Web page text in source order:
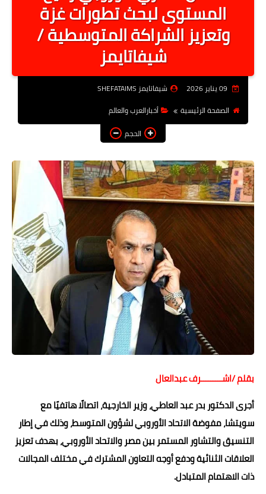
أخبار الرياصة
الطب البديل
منوعات
خدمات
عاجل
اخبار فنيه
التعليم
الصحه
الطقس
معلومه قانونيه
تكنولوجيا المعلومات
حوادث وقضايا
خدمات
الصحه والجمال
فن المطبخ
المستوى لبحث تطورات غزة
وتعزيز الشراكة المتوسطية /
شيفاتايمز
شيفاتايمز SHEFATAIMS
الصفحة الرئيسية
أخبارالعرب والعالم
الحجم
بقلم /اشـــــــــرف عبدالعال
أجرى الدكتور بدر عبد العاطي، وزير الخارجية، اتصالًا هاتفيًا مع
سويتشا، مفوضة الاتحاد الأوروبي لشؤون المتوسط، وذلك في إطار
التنسيق والتشاور المستمر بين مصر والاتحاد الأوروبي، بهدف تعزيز
العلاقات الثنائية ودفع أوجه التعاون المشترك في مختلف المجالات
ذات الاهتمام المتبادل.